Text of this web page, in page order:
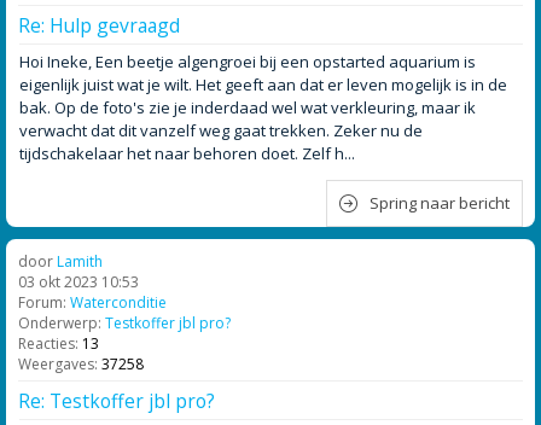
Re: Hulp gevraagd
Hoi Ineke, Een beetje algengroei bij een opstarted aquarium is
eigenlijk juist wat je wilt. Het geeft aan dat er leven mogelijk is in de
bak. Op de foto's zie je inderdaad wel wat verkleuring, maar ik
verwacht dat dit vanzelf weg gaat trekken. Zeker nu de
tijdschakelaar het naar behoren doet. Zelf h...
Spring naar bericht
doorLamith
03 okt 2023 10:53
Forum: Waterconditie
Onderwerp: Testkoffer jbl pro?
Reacties: 13
Weergaves: 37258
Re: Testkoffer jbl pro?